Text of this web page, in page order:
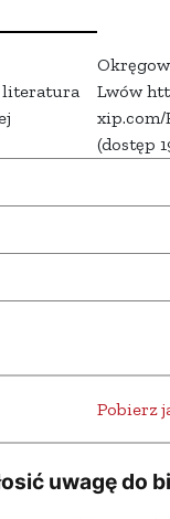
literatura
Lwów
xip.com/
(dostęp
Pobierz
uwagę do